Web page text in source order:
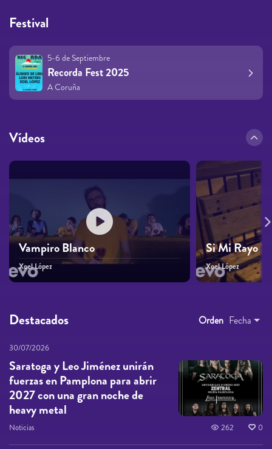
Festival
5-6 de Septiembre
Recorda Fest 2025
A Coruña
Vídeos
Vampiro Blanco
Xoel López
Si Mi Rayo
Xoel López
Destacados Orden Fecha
30/07/2026
Saratoga y Leo Jiménez unirán
fuerzas en Pamplona para abrir
2027 con una gran noche de
heavy metal
Noticias 262 0